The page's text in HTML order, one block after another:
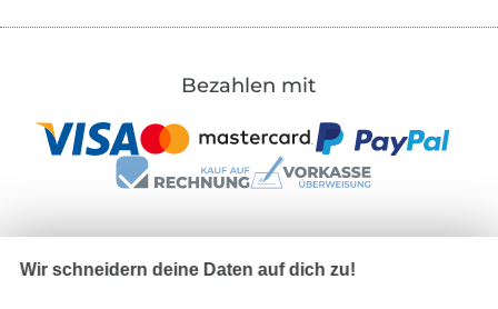
Bezahlen mit
Unsere Versandpartner
Wir schneidern deine Daten auf dich zu!